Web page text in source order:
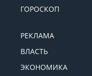
ГОРОСКОП
РЕКЛАМА
ВЛАСТЬ
ЭКОНОМИКА